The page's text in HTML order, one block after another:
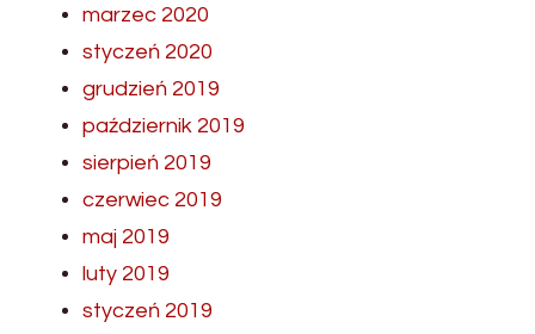
marzec 2020
styczeń 2020
grudzień 2019
październik 2019
sierpień 2019
czerwiec 2019
maj 2019
luty 2019
styczeń 2019